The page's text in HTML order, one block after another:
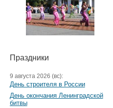
Праздники
9 августа 2026 (вс):
День строителя в России
День окончания Ленинградской
битвы